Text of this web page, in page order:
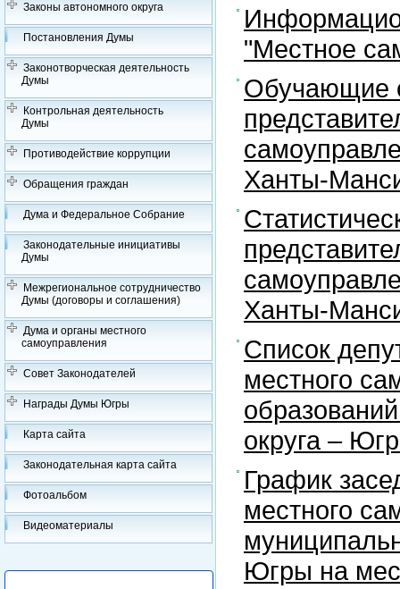
Законы автономного округа
Постановления Думы
Законотворческая деятельность
Думы
Контрольная деятельность
Думы
Противодействие коррупции
Обращения граждан
Дума и Федеральное Собрание
Законодательные инициативы
Думы
Межрегиональное сотрудничество
Думы (договоры и соглашения)
Дума и органы местного
самоуправления
Совет Законодателей
Награды Думы Югры
Карта сайта
Законодательная карта сайта
Фотоальбом
Видеоматериалы
"Местное
Обучающие
Ханты-
Ханты-
Список
местного
округа –
График
местного
Югры на